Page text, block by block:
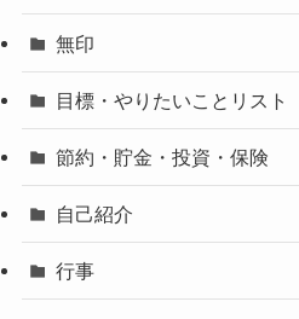
無印
目標・やりたいことリスト
節約・貯金・投資・保険
自己紹介
行事